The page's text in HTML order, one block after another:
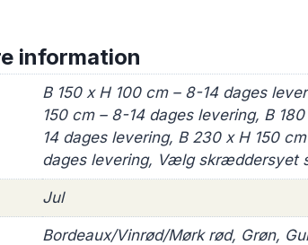
information
B 150 x H 100 cm – 8-14 dages
150 cm – 8-14 dages levering, B
14 dages levering, B 230 x H 150
dages levering, Vælg skræddersyet
Jul
Bordeaux/Vinrød/Mørk rød, Grøn,